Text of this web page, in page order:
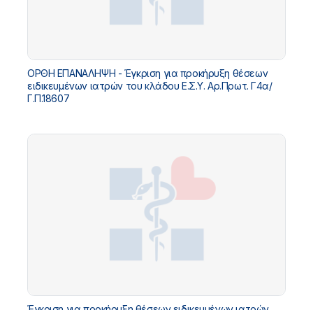
ΟΡΘΗ ΕΠΑΝΑΛΗΨΗ - Έγκριση για προκήρυξη θέσεων
ειδικευμένων ιατρών του κλάδου Ε.Σ.Υ. Αρ.Πρωτ. Γ4α/
Γ.Π.18607